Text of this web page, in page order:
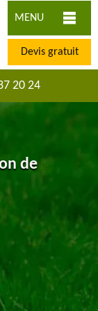
MENU
Devis gratuit
20 24
de